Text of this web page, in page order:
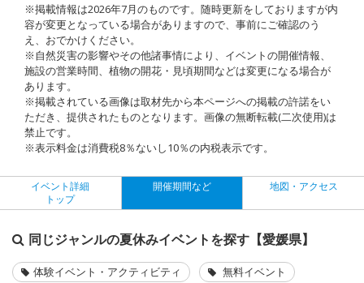
※掲載情報は2026年7月のものです。随時更新をしておりますが内
容が変更となっている場合がありますので、事前にご確認のう
え、おでかけください。
※自然災害の影響やその他諸事情により、イベントの開催情報、
施設の営業時間、植物の開花・見頃期間などは変更になる場合が
あります。
※掲載されている画像は取材先から本ページへの掲載の許諾をい
ただき、提供されたものとなります。画像の無断転載(二次使用)は
禁止です。
※表示料金は消費税8％ないし10％の内税表示です。
イベント詳細
トップ
開催期間など 地図・アクセス
同じジャンルの夏休みイベントを探す【愛媛県】
体験イベント・アクティビティ 無料イベント